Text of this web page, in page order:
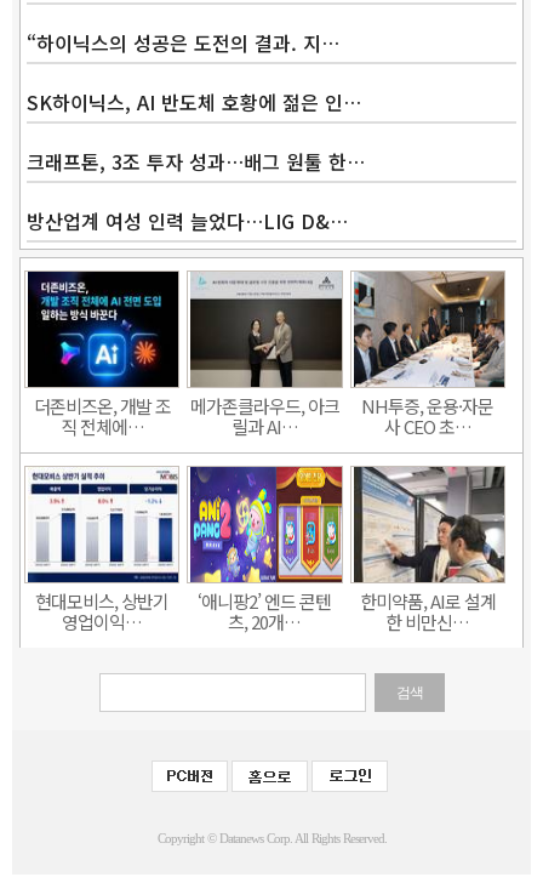
“하이닉스의 성공은 도전의 결과. 지…
SK하이닉스, AI 반도체 호황에 젊은 인…
크래프톤, 3조 투자 성과…배그 원툴 한…
방산업계 여성 인력 늘었다…LIG D&…
더존비즈온, 개발 조
직 전체에…
메가존클라우드, 아크
릴과 AI…
NH투증, 운용·자문
사 CEO 초…
현대모비스, 상반기
영업이익…
‘애니팡2’ 엔드 콘텐
츠, 20개…
한미약품, AI로 설계
한 비만신…
검색
Copyright © Datanews Corp. All Rights Reserved.